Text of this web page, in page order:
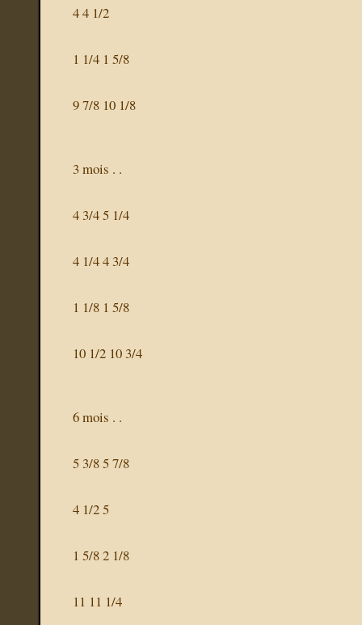
4 4 1/2
1 1/4 1 5/8
9 7/8 10 1/8
3 mois . .
4 3/4 5 1/4
4 1/4 4 3/4
1 1/8 1 5/8
10 1/2 10 3/4
6 mois . .
5 3/8 5 7/8
4 1/2 5
1 5/8 2 1/8
11 11 1/4